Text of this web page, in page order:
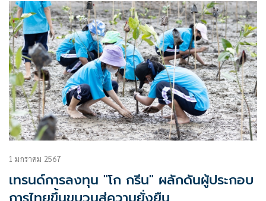
ในการจัดการทรัพยากร
1 มกราคม 2567
เทรนด์การลงทุน "โก กรีน" ผลักดันผู้ประกอบ